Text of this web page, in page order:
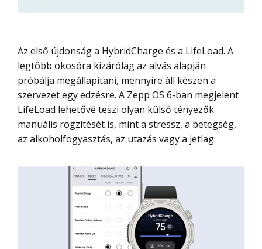
Az első újdonság a HybridCharge és a LifeLoad. A
legtöbb okosóra kizárólag az alvás alapján
próbálja megállapítani, mennyire áll készen a
szervezet egy edzésre. A Zepp OS 6-ban megjelent
LifeLoad lehetővé teszi olyan külső tényezők
manuális rögzítését is, mint a stressz, a betegség,
az alkoholfogyasztás, az utazás vagy a jetlag.